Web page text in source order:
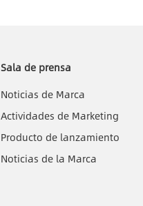
Sala de prensa
Noticias de Marca
Actividades de Marketing
Producto de lanzamiento
Noticias de la Marca